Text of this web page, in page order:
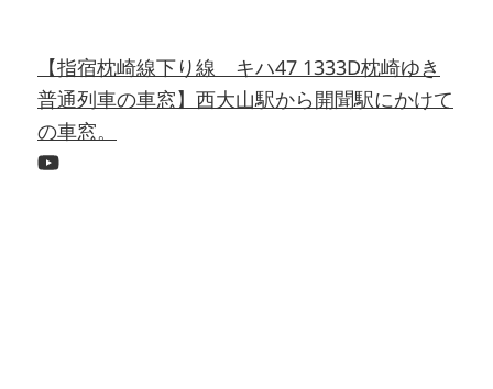
【指宿枕崎線下り線 キハ47 1333D枕崎ゆき
普通列車の車窓】西大山駅から開聞駅にかけて
の車窓。